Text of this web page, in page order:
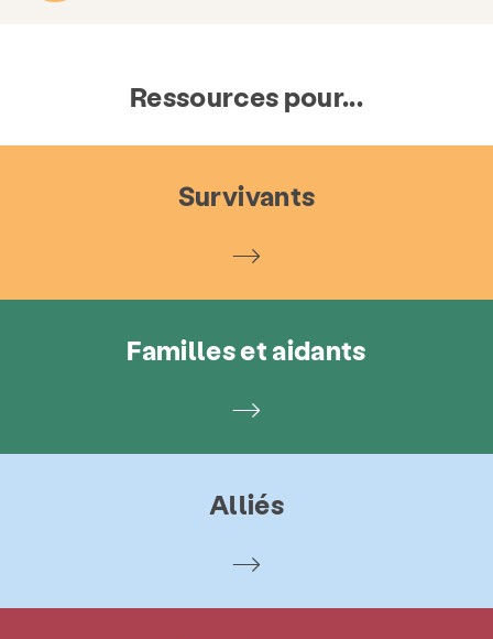
Ressources pour...
Survivants
Familles et aidants
Alliés